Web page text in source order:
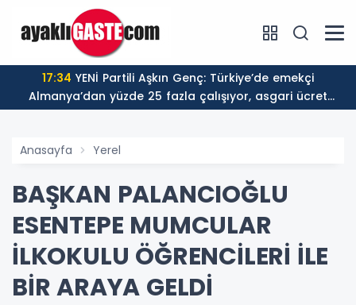
17:34
Almanya’dan yüzde 25 fazla çalışıyor, asgari ücret
ayın 18 gününe yetiyor
Anasayfa Yerel
BAŞKAN PALANCIOĞLU
ESENTEPE MUMCULAR
İLKOKULU ÖĞRENCİLERİ İLE
BİR ARAYA GELDİ